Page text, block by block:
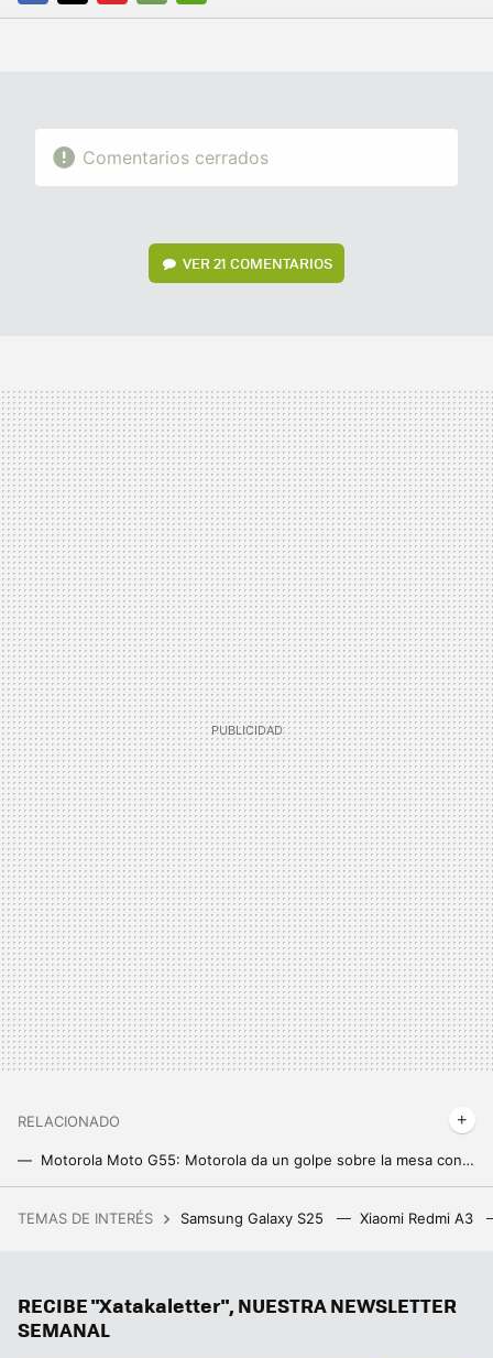
FACEBOOK
TWITTERFLIPBOARD
E-
WHATSAPP
Comentarios cerrados
VER21 COMENTARIOS
RELACIONADO
Motorola Moto G55: Motorola da un golpe sobre la mesa con un gama media que mejora en diseño, cámara y batería
TEMAS DE INTERÉS Samsung Galaxy S25 Xiaomi Redmi A3
RECIBE "Xatakaletter", NUESTRA NEWSLETTER
SEMANAL